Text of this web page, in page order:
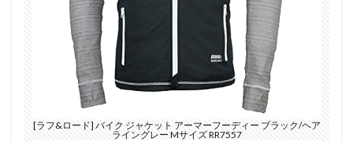
[ラフ&ロード] バイク ジャケット アーマーフーディー ブラック/ヘア
ライングレー Mサイズ RR7557